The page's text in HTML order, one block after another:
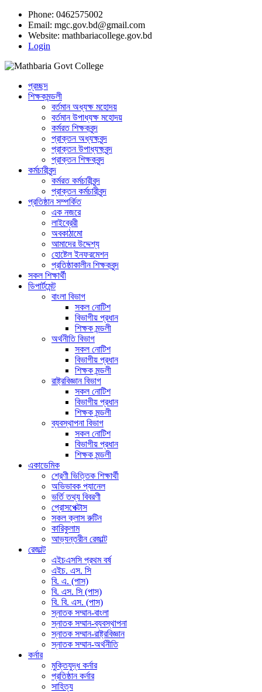
Phone: 0462575002
Email: mgc.gov.bd@gmail.com
Website: mathbariacollege.gov.bd
Login
প্রচ্ছদ
শিক্ষকমন্ডলী
বর্তমান অধ্যক্ষ মহোদয়
বর্তমান ‌উপাধ্যক্ষ মহোদয়
কর্মরত শিক্ষকবৃন্দ
প্রাক্তন অধ্যক্ষবৃন্দ
প্রাক্তন উপাধ্যক্ষবৃন্দ
প্রাক্তন শিক্ষকবৃন্দ
কর্মচারীবৃন্দ
কর্মরত কর্মচারীবৃন্দ
প্রাক্তন কর্মচারীবৃন্দ
প্রতিষ্ঠান সম্পর্কিত
এক নজরে
লাইব্রেরী
অবকাঠামো
আমাদের উদ্দেশ্য
হোষ্টেল ইনফরমেশন
প্রতিষ্ঠাকালীন শিক্ষকবৃন্দ
সকল শিক্ষার্থী
ডিপার্টমেন্ট
বাংলা বিভাগ
সকল নোটিশ
বিভাগীয় প্রধান
শিক্ষক মন্ডলী
অর্থনীতি বিভাগ
সকল নোটিশ
বিভাগীয় প্রধান
শিক্ষক মন্ডলী
রাষ্ট্রবিজ্ঞান বিভাগ
সকল নোটিশ
বিভাগীয় প্রধান
শিক্ষক মন্ডলী
ব্যবস্থাপনা বিভাগ
সকল নোটিশ
বিভাগীয় প্রধান
শিক্ষক মন্ডলী
একাডেমিক
শ্রেণী ভিত্তিক শিক্ষার্থী
অভিভাবক প্যানেল
ভর্তি তথ্য বিবরণী
প্রোসপেক্টাস
সকল ক্লাস রুটিন
কারিকুলাম
আভ্যন্তরীন রেজাল্ট
রেজাল্ট
এইচএসসি প্রথম বর্ষ
এইচ. এস. সি
বি. এ. (পাস)
বি. এস. সি (পাস)
বি. বি. এস. (পাস)
স্নাতক সম্মান-বাংলা
স্নাতক সম্মান-ব্যবস্থাপনা
স্নাতক সম্মান-রাষ্ট্রবিজ্ঞান
স্নাতক সম্মান-অর্থনীতি
কর্নার
মুক্তিযুদ্ধ কর্নার
প্রতিষ্ঠান কর্নার
সাহিত্য